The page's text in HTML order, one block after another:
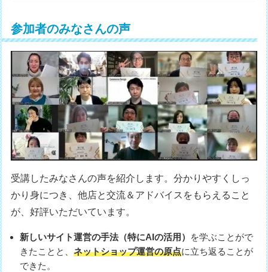
参加者のみなさんの声
受講したみなさんの声を紹介します。分かりやすくしっ
かり身につき、他店と交流＆アドバイスをもらえること
が、好評いただいています。
新しいサイト運営の手法（特にAIの活用） を学ぶことがで
きたことと、ネットショップ運営の原点に立ち返ることが
できた。